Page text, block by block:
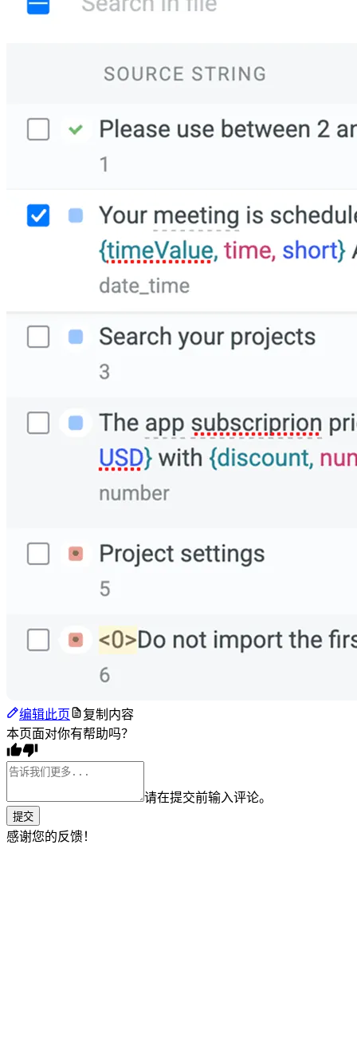
编辑此页
复制内容
本页面对你有帮助吗？
请在提交前输入评论。
提交
感谢您的反馈！